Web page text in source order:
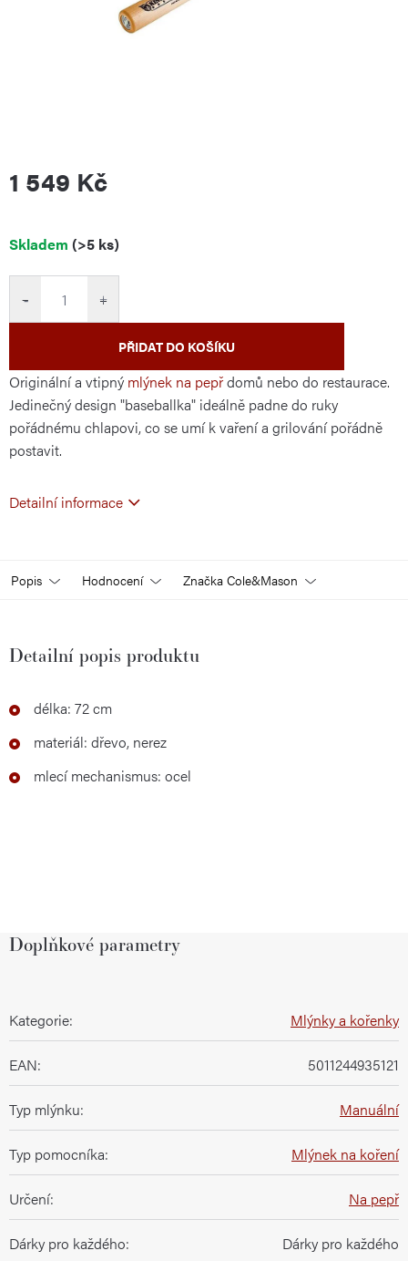
1 549 Kč
Měrná
Skladem (>5 ks)
+
−
PŘIDAT DO KOŠÍKU
Originální a vtipný mlýnek na pepřdomů nebo do restaurace.
Jedinečný design "baseballka" ideálně padne do ruky
pořádnému chlapovi, co se umí k vaření a grilování pořádně
postavit.
Detailní informace
Popis Hodnocení Značka Cole&Mason
Detailní popis produktu
délka: 72 cm
materiál: dřevo, nerez
mlecí mechanismus: ocel
Doplňkové parametry
Kategorie: Mlýnky a kořenky
EAN: 5011244935121
Typ mlýnku: Manuální
Typ pomocníka: Mlýnek na koření
Určení: Na pepř
Dárky pro každého: Dárky pro každého